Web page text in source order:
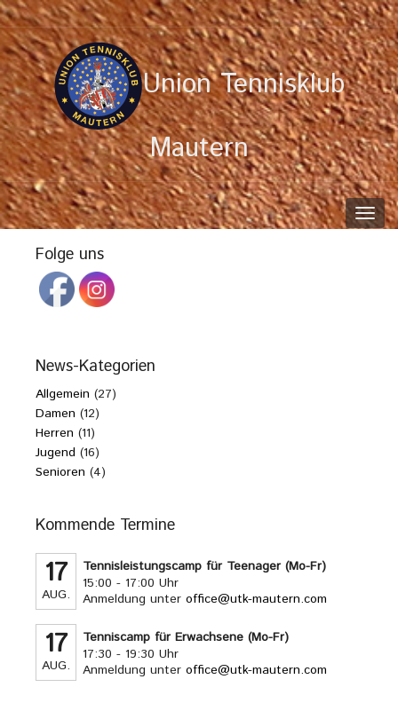
Union Tennisklub
Mautern
Folge uns
News-Kategorien
Allgemein (27)
Damen (12)
Herren (11)
Jugend (16)
Senioren (4)
Kommende Termine
17
AUG.
Tennisleistungscamp für Teenager (Mo-Fr)
15:00 - 17:00 Uhr
Anmeldung unteroffice@utk-mautern.com
17
AUG.
Tenniscamp für Erwachsene (Mo-Fr)
17:30 - 19:30 Uhr
Anmeldung unteroffice@utk-mautern.com